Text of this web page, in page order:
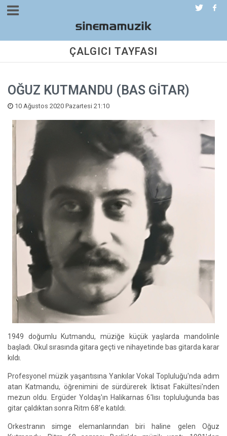
ÇALGICI TAYFASI
OĞUZ KUTMANDU (BAS GİTAR)
10 Ağustos 2020 Pazartesi 21:10
1949 doğumlu Kutmandu, müziğe küçük yaşlarda mandolinle
başladı. Okul sırasında gitara geçti ve nihayetinde bas gitarda karar
kıldı.
Profesyonel müzik yaşantısına Yankılar Vokal Topluluğu'nda adım
atan Katmandu, öğrenimini de sürdürerek İktisat Fakültesi'nden
mezun oldu. Ergüder Yoldaş'ın Halikarnas 6'lısı topluluğunda bas
gitar çaldıktan sonra Ritm 68'e katıldı.
Orkestranın simge elemanlarından biri haline gelen Oğuz